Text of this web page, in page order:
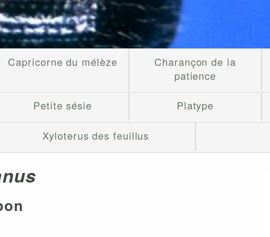
Capricorne du mélèze
Charançon de la
patience
Petite sésie Platype
Xyloterus des feuillus